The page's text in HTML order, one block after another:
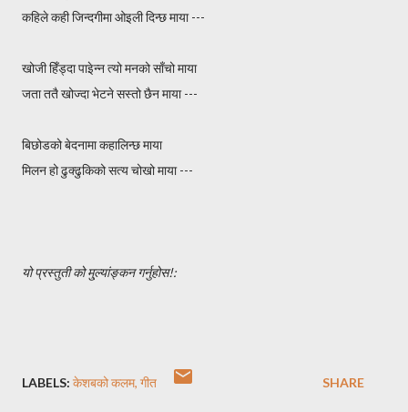
कहिले कही जिन्दगीमा ओइली दिन्छ माया ---
खोजी हिँड्दा पाइेन्न त्यो मनको साँचो माया
जता ततै खोज्दा भेटने सस्तो छैन माया ---
बिछोडको बेदनामा कहालिन्छ माया
मिलन हो ढुक्ढुकिको सत्य चोखो माया ---
यो प्रस्तुती को मु्ल्यांङ्कन गर्नुहोस!:
LABELS: केशबको कलम गीत SHARE